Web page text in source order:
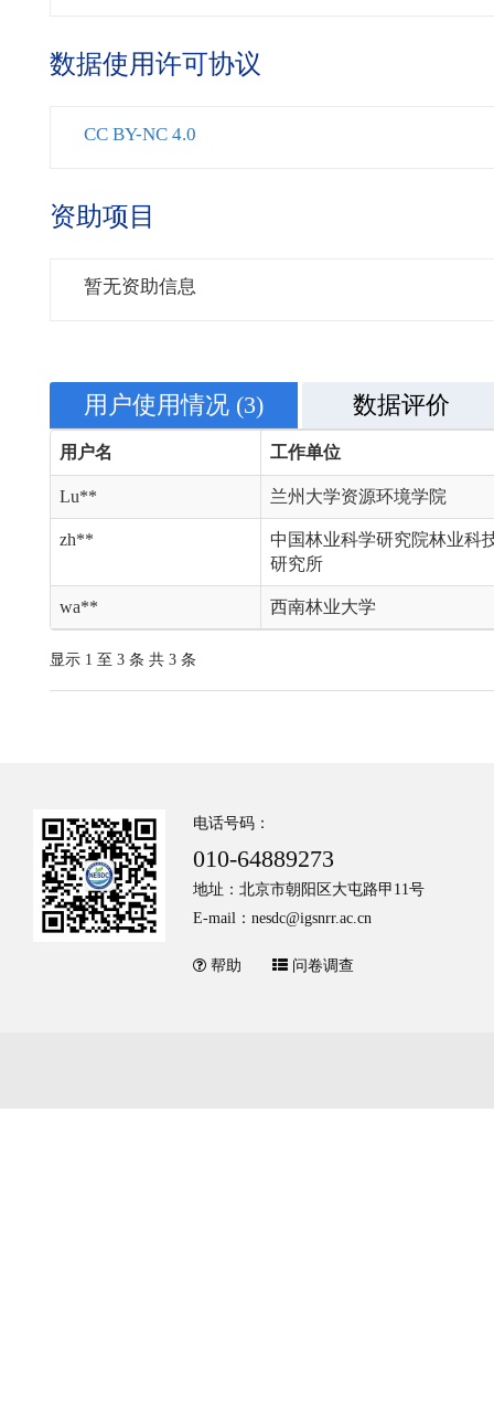
数据使用许可协议
CC BY-NC 4.0
资助项目
暂无资助信息
用户使用情况 (3) 数据评价
用户名 工作单位
Lu** 兰州大学资源环境学院
zh**
中国林业科学研究院林业科
研究所
wa** 西南林业大学
显示 1 至 3 条 共 3 条
电话号码：
010-64889273
地址：北京市朝阳区大屯路甲11号
E-mail：nesdc@igsnrr.ac.cn
帮助 问卷调查